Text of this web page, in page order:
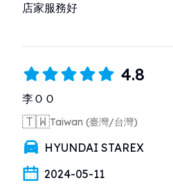
店家服務好
4.8
李ＯＯ
🇹🇼Taiwan (臺灣/台灣)
HYUNDAI STAREX
2024-05-11